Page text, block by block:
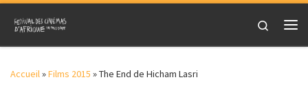
Skip to content
Search
Accueil»Films 2015 »The End de Hicham Lasri